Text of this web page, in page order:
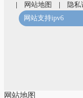
|
网站地图 | 隐私
网站支持ipv6
网站地图